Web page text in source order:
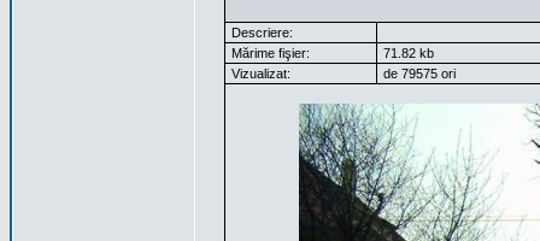
Descriere:
Mărime fişier:
71.82 kb
Vizualizat:
de 79575 ori